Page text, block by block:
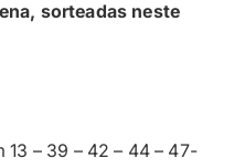
sorteadas neste
– 39 – 42 – 44 – 47-